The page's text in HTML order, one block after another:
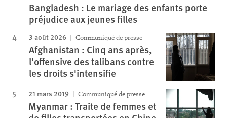
Bangladesh : Le mariage des enfants porte
préjudice aux jeunes filles
3 août 2026 Communiqué de presse
Afghanistan : Cinq ans après,
l'offensive des talibans contre
les droits s'intensifie
21 mars 2019 Communiqué de presse
Myanmar : Traite de femmes et